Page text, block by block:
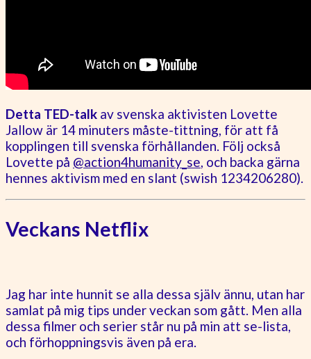
Detta TED-talk av svenska aktivisten Lovette
Jallow är 14 minuters måste-tittning, för att få
kopplingen till svenska förhållanden. Följ också
Lovette på @action4humanity_se, och backa gärna
hennes aktivism med en slant (swish 1234206280).
Veckans Netflix
Jag har inte hunnit se alla dessa själv ännu, utan har
samlat på mig tips under veckan som gått. Men alla
dessa filmer och serier står nu på min att se-lista,
och förhoppningsvis även på era.